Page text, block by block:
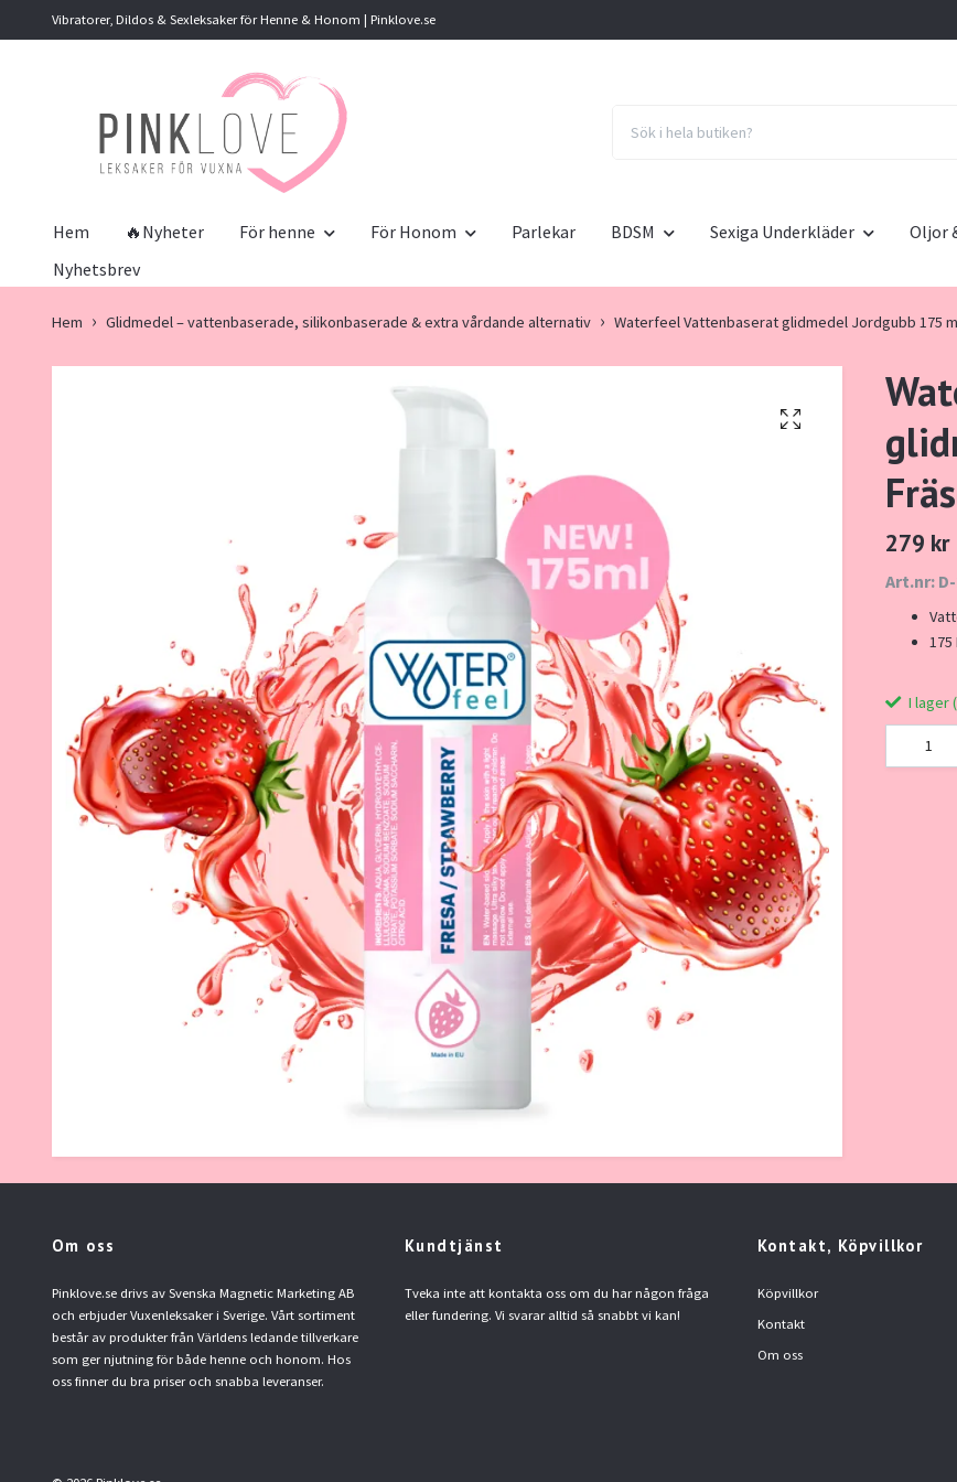
Vibratorer, Dildos & Sexleksaker för Henne & Honom | Pinklove.se
Hem 🔥Nyheter För henne För Honom Parlekar BDSM Sexiga Underkläder Oljor
Nyhetsbrev
Hem Glidmedel – vattenbaserade, silikonbaserade & extra vårdande alternativ Waterfeel Vattenbaserat glidmedel Jordgubb 175
279 kr
Art.nr:
175
I lager
Om oss
Pinklove.se drivs av Svenska Magnetic Marketing AB
och erbjuder Vuxenleksaker i Sverige. Vårt sortiment
består av produkter från Världens ledande tillverkare
som ger njutning för både henne och honom. Hos
oss finner du bra priser och snabba leveranser.
Kundtjänst
Tveka inte att kontakta oss om du har någon fråga
eller fundering. Vi svarar alltid så snabbt vi kan!
Kontakt, Köpvillkor
Köpvillkor
Kontakt
Om oss